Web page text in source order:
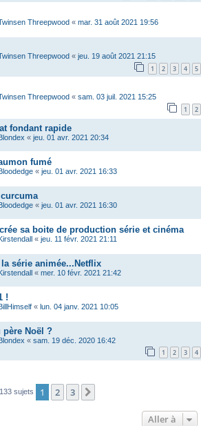
Threepwood « mar. 31 août 2021 19:56
Threepwood « jeu. 19 août 2021 21:15
1 2 3 4 5
Threepwood « sam. 03 juil. 2021 15:25
1 2
fondant rapide
« jeu. 01 avr. 2021 20:34
fumé
« jeu. 01 avr. 2021 16:33
« jeu. 01 avr. 2021 16:30
sa boite de production série et cinéma
« jeu. 11 févr. 2021 21:11
série animée...Netflix
« mer. 10 févr. 2021 21:42
!
« lun. 04 janv. 2021 10:05
père Noël ?
« sam. 19 déc. 2020 16:42
1 2 3 4
133 sujets 1 2 3
Aller à